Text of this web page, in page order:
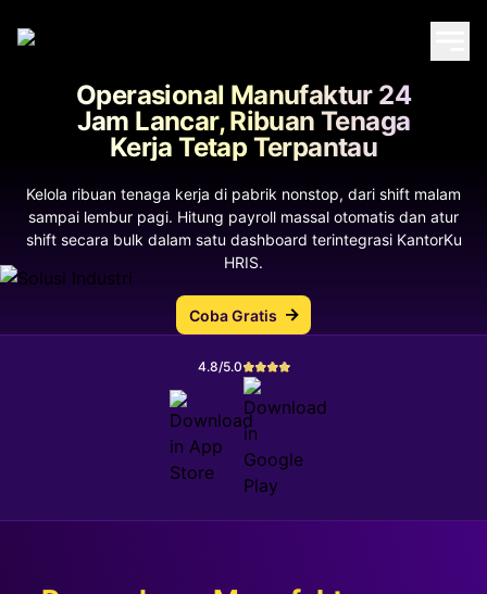
Operasional Manufaktur 24
Jam Lancar, Ribuan Tenaga
Kerja Tetap Terpantau
Kelola ribuan tenaga kerja di pabrik nonstop, dari shift malam
sampai lembur pagi. Hitung payroll massal otomatis dan atur
shift secara bulk dalam satu dashboard terintegrasi KantorKu
HRIS.
Coba Gratis
4.8/5.0